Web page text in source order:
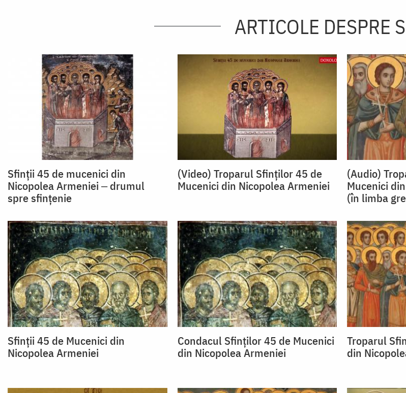
ARTICOLE DESPRE
Sfinții 45 de mucenici din
Nicopolea Armeniei ‒ drumul
spre sfințenie
(Video) Troparul Sfinților 45 de
Mucenici din Nicopolea Armeniei
(Audio)
Mucenici
(în limba
Sfinții 45 de Mucenici din
Nicopolea Armeniei
Condacul Sfinţilor 45 de Mucenici
din Nicopolea Armeniei
Troparul
din